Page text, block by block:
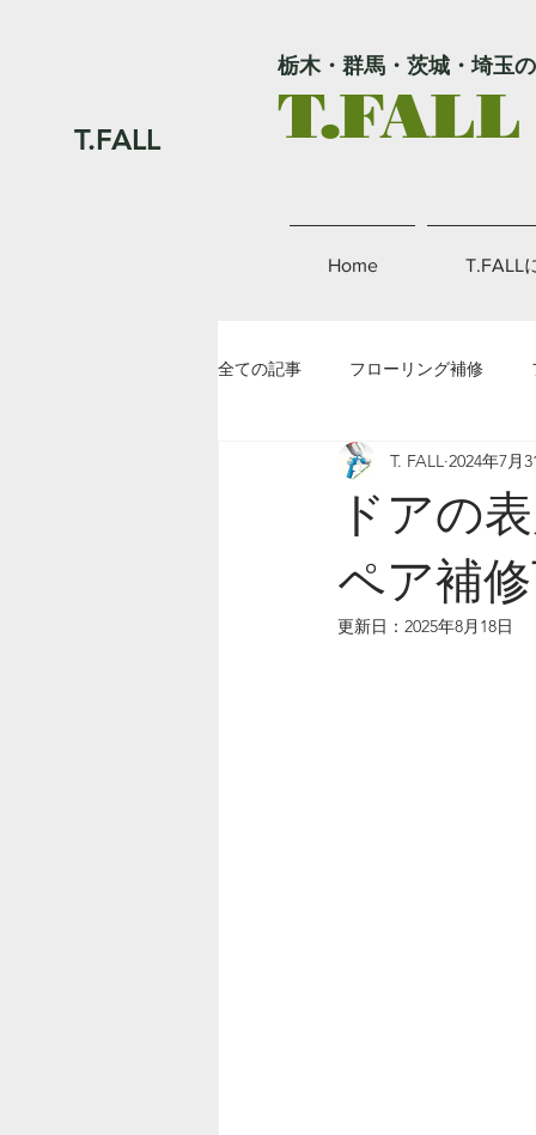
栃木・群馬・茨城・埼玉
T.FALL
Home T.FALL
全ての記事 フローリング補修
金属補修 その
ドアの
ペア補
T. FALL 2024年7月
更新日： 2025年8月18日
T.FALL